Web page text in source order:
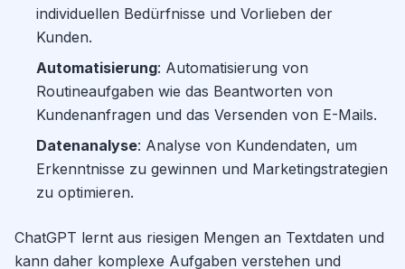
individuellen Bedürfnisse und Vorlieben der
Kunden.
Automatisierung: Automatisierung von
Routineaufgaben wie das Beantworten von
Kundenanfragen und das Versenden von E-Mails.
Datenanalyse: Analyse von Kundendaten, um
Erkenntnisse zu gewinnen und Marketingstrategien
zu optimieren.
ChatGPT lernt aus riesigen Mengen an Textdaten und
kann daher komplexe Aufgaben verstehen und